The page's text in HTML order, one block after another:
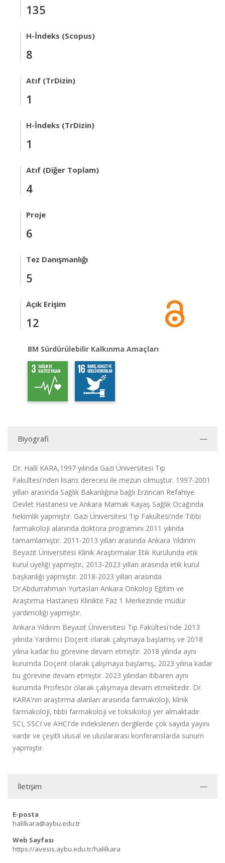
135
H-İndeks (Scopus)
8
Atıf (TrDizin)
1
H-İndeks (TrDizin)
1
Atıf (Diğer Toplam)
4
Proje
6
Tez Danışmanlığı
5
Açık Erişim
12
BM Sürdürülebilir Kalkınma Amaçları
Biyografi
Dr. Halil KARA,1997 yılında Gazi Üniversitesi Tıp
Fakültesi'nden lisans derecesi ile mezun olmuştur. 1997-2001
yılları arasında Sağlık Bakanlığına bağlı Erzincan Refahiye
Devlet Hastanesi ve Ankara Mamak Kayaş Sağlık Ocağında
hekimlik yapmıştır. Gazi Üniversitesi Tıp Fakültesi'nde Tıbbi
farmakoloji alanında doktora programını 2011 yılında
tamamlamıştır. 2011-2013 yılları arasında Ankara Yıldırım
Beyazıt Üniversitesi Klinik Araştırmalar Etik Kurulunda etik
kurul üyeliği yapmıştır, 2013-2023 yılları arasında etik kurul
başkanlığı yapmıştır. 2018-2023 yılları arasında
Dr.Abdurrahman Yurtaslan Ankara Onkoloji Eğitim ve
Araştırma Hastanesi Klinikte Faz 1 Merkezinde müdür
yardımcılığı yapmıştır.
Ankara Yıldırım Beyazıt Üniversitesi Tıp Fakültesi'nde 2013
yılında Yardımcı Doçent olarak çalışmaya başlamış ve 2018
yılına kadar bu görevine devam etmiştir. 2018 yılında aynı
kurumda Doçent olarak çalışmaya başlamış, 2023 yılına kadar
bu görevine devam etmiştir. 2023 yılından itibaren aynı
kurumda Profesör olarak çalışmaya devam etmektedir. Dr.
KARA'nın araştırma alanları arasında farmakoloji, klinik
farmakoloji, tıbbi farmakoloji ve toksikoloji yer almaktadır.
SCI, SSCI ve AHCI'de indekslenen dergilerde çok sayıda yayını
vardır ve çeşitli ulusal ve uluslararası konferanslarda sunum
yapmıştır.
İletişim
E-posta
halilkara@aybu.edu.tr
Web Sayfası
https://avesis.aybu.edu.tr/halilkara